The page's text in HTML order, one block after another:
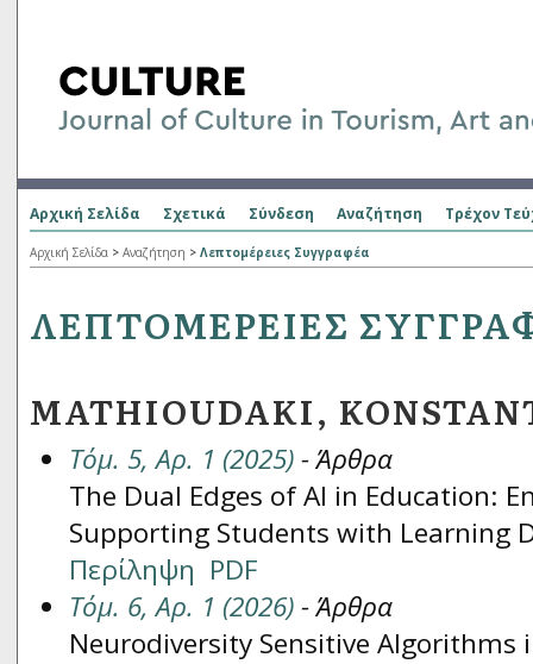
Αρχική Σελίδα Σχετικά Σύνδεση Αναζήτηση Τρέχον
Αρχική Σελίδα > Αναζήτηση > Λεπτομέρειες Συγγραφέα
ΛΕΠΤΟΜΈΡΕΙΕΣ
MATHIOUDAKI,
Τόμ. 5, Αρ. 1 (2025)- Άρθρα
The Dual Edges of AI in Education:
Supporting Students with Learning
Περίληψη PDF
Τόμ. 6, Αρ. 1 (2026)- Άρθρα
Neurodiversity Sensitive Algorithms